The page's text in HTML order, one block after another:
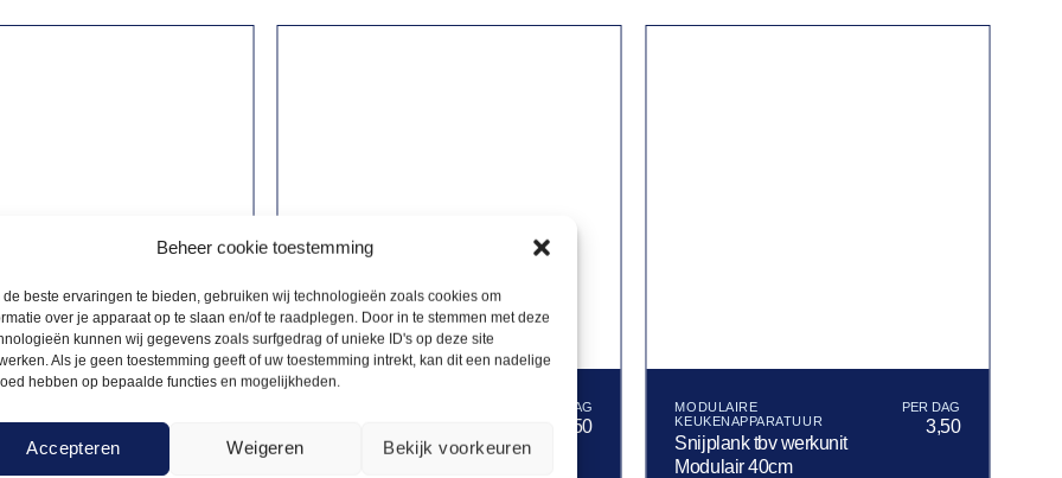
Beheer cookie toestemming
de beste ervaringen te bieden, gebruiken wij technologieën zoals cookies om
over je apparaat op te slaan en/of te raadplegen. Door in te stemmen met deze
kunnen wij gegevens zoals surfgedrag of unieke ID's op deze site
Als je geen toestemming geeft of uw toestemming intrekt, kan dit een nadelige
hebben op bepaalde functies en mogelijkheden.
Accepteren Weigeren Bekijk voorkeuren
10L Modulair
Bain marie 2xGN
68,50
MODULAIRE
KEUKENAPPARATUUR
Snijplank tbv werkunit
Modulair 40cm
3,50